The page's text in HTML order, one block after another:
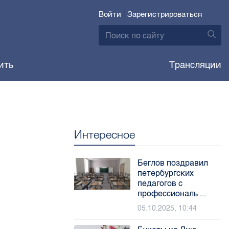
Войти | Зарегистрироваться
Трансляции
Интересное
Беглов поздравил
петербургских
педагогов с
профессиональ ...
05.10.2025, 10:44